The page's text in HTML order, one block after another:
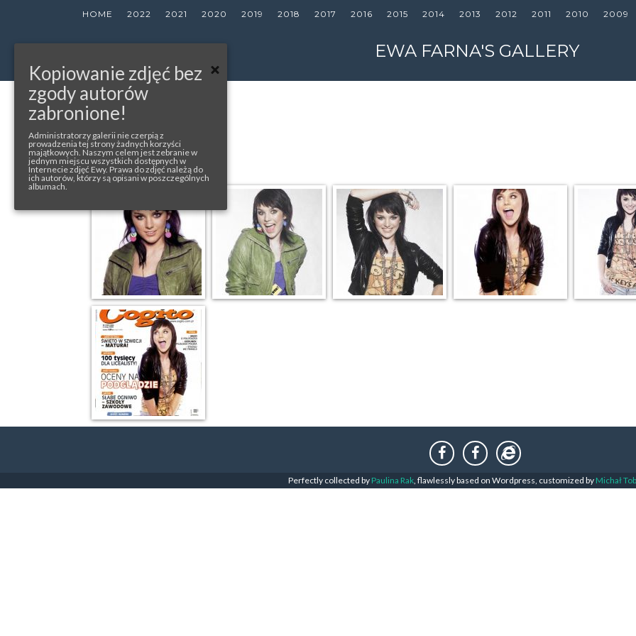
HOME 2022 2021 2020 2019 2018 2017 2016 2015 2014 2013 2012 2011 2010 2009
EWA FARNA'S GALLERY
« back to album
COGITO
Perfectly collected by Paulina Rak, flawlessly based on Wordpress, customized by Michał
Kopiowanie zdjęć bez
zgody autorów
zabronione!
Administratorzy galerii nie czerpią z
prowadzenia tej strony żadnych korzyści
majątkowych. Naszym celem jest zebranie w
jednym miejscu wszystkich dostępnych w
Internecie zdjęć Ewy. Prawa do zdjęć należą do
ich autorów, którzy są opisani w poszczególnych
albumach.